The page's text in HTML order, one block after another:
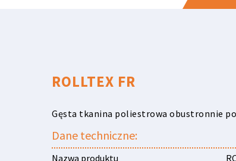
ROLLTEX FR
Gęsta tkanina poliestrowa obustronnie
Dane techniczne:
Nazwa produktu